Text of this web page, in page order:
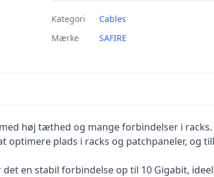
Kategori
Cables
Mærke
SAFIRE
høj tæthed og mange forbindelser i racks.
plads i racks og patchpaneler, og
en stabil forbindelse op til 10 Gigabit,